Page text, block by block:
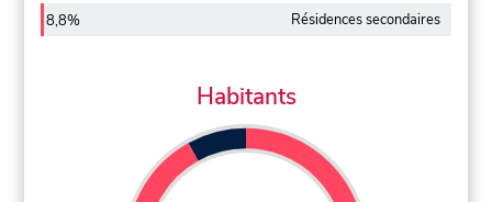
8,8% Résidences secondaires
Habitants